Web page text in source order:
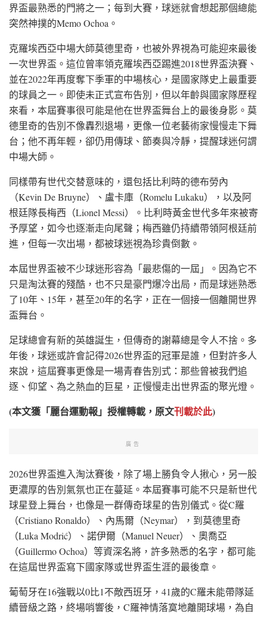
界盃最熟悉的門將之一；每到大賽，球迷就會想起那個總能
突然神撲的Memo Ochoa。
克羅埃西亞中場大師莫德里奇，也被外界視為可能迎來最後
一次世界盃。這位曾率領克羅埃西亞踢進2018世界盃決賽、
並在2022年再度奪下季軍的中場核心，是國家隊史上最重要
的球員之一。即使未正式宣布告別，但以年齡與國家隊歷程
來看，本屆賽事很可能是他在世界盃舞台上的最後身影。莫
德里奇的告別不像轟烈退場，更像一位老藝術家慢慢走下舞
台；他不再年輕，卻仍用傳球、節奏與冷靜，提醒球迷何謂
中場大師。
同樣帶有世代交替意味的，還包括比利時的德布勞內
（Kevin De Bruyne）、盧卡庫（Romelu Lukaku），以及阿
根廷隊長梅西（Lionel Messi）。比利時黃金世代多年來被寄
予厚望，如今也逐漸走向尾聲；梅西雖仍持續帶領阿根廷前
進，但每一次出場，都被球迷視為珍貴倒數。
本屆世界盃被不少球迷形容為「最悲傷的一屆」。因為它不
只是淘汰賽的殘酷，也不只是豪門爆冷出局，而是球迷熟悉
了10年、15年，甚至20年的名字，正在一個接一個離開世界
盃舞台。
足球總會有新的英雄誕生，但傳奇的謝幕總是令人不捨。多
年後，球迷或許會記得2026世界盃的冠軍是誰，但對許多人
來說，這屆賽事更像是一場青春告別式：那些曾被我們追
逐、仰望、為之熱血的巨星，正慢慢走出世界盃的聚光燈。
(本文獲「麗台運動報」授權轉載，原文刊載於此)
廣告
2026世界盃進入淘汰賽後，除了場上勝負令人揪心，另一股
更濃厚的告別氣氛也正在蔓延。本屆賽事可能不只是新世代
球星登上舞台，也像是一群傳奇球星的告別儀式。從C羅
（Cristiano Ronaldo）、內馬爾（Neymar），到莫德里奇
（Luka Modrić）、諾伊爾（Manuel Neuer）、奧喬亞
（Guillermo Ochoa）等資深名將，許多熟悉的名字，都可能
在這屆世界盃寫下國家隊或世界盃生涯的最後章。
葡萄牙在16強戰以0比1不敵西班牙，41歲的C羅未能帶隊延
續晉級之路，終場哨響後，C羅神情落寞地離開球場，為自